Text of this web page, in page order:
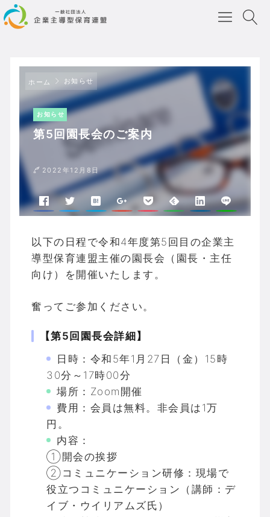
ホーム お知らせ
お知らせ
第5回園長会のご案内
2022年12月8日
以下の日程で令和4年度第5回目の企業主
導型保育連盟主催の園長会（園長・主任
向け）を開催いたします。
奮ってご参加ください。
【第5回園長会詳細】
日時：令和5年1月27日（金）15時
30分～17時00分
場所：Zoom開催
費用：会員は無料。非会員は1万
円。
内容：
①開会の挨拶
②コミュニケーション研修：現場で
役立つコミュニケーション（講師：デ
イブ・ウイリアムズ氏）